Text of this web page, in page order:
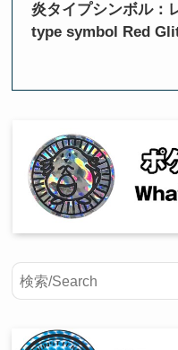
炎タイプシンボル：
type symbol Red